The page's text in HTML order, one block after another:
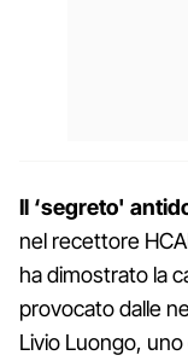
Il ‘segreto'
nel recettore
ha dimostrato la
provocato dalle
Livio Luongo,